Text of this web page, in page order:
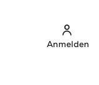
Anmelden